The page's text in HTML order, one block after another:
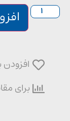
افزودن
افزودن به
برای